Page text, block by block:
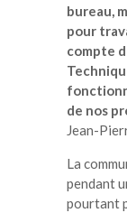
bureau,
pour
compte
de nos
Jean-
La
pendant
pourtant